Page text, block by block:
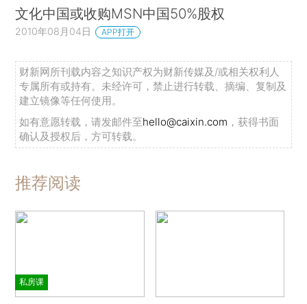
文化中国或收购MSN中国50%股权
2010年08月04日 APP打开
财新网所刊载内容之知识产权为财新传媒及/或相关权利人
专属所有或持有。未经许可，禁止进行转载、摘编、复制及
建立镜像等任何使用。
如有意愿转载，请发邮件至hello@caixin.com ，获得书面
确认及授权后，方可转载。
推荐阅读
私房课